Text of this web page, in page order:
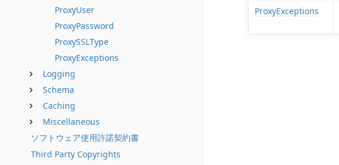
ProxyUser
ProxyPassword
ProxySSLType
ProxyExceptions
Logging
Schema
Caching
Miscellaneous
ソフトウェア使用許諾契約書
Third Party Copyrights
ProxyExceptions